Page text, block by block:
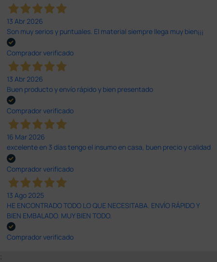
13 Abr 2026
Son muy serios y puntuales. El material siempre llega muy bien¡¡¡
Comprador verificado
13 Abr 2026
Buen producto y envío rápido y bien presentado
Comprador verificado
16 Mar 2026
excelente en 3 días tengo el insumo en casa, buen precio y calidad
Comprador verificado
13 Ago 2025
HE ENCONTRADO TODO LO QUE NECESITABA. ENVÍO RÁPIDO Y
BIEN EMBALADO. MUY BIEN TODO.
Comprador verificado
;